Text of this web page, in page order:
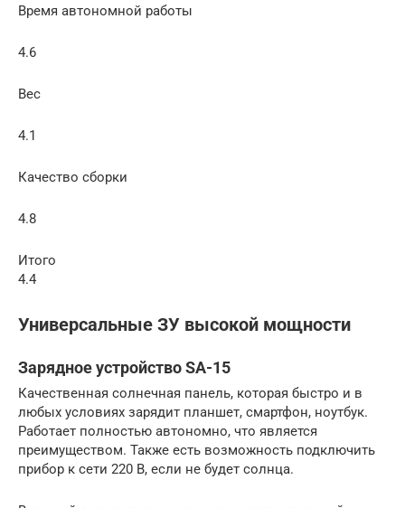
Время автономной работы
4.6
Вес
4.1
Качество сборки
4.8
Итого
4.4
Универсальные ЗУ высокой мощности
Зарядное устройство SA-15
Качественная солнечная панель, которая быстро и в
любых условиях зарядит планшет, смартфон, ноутбук.
Работает полностью автономно, что является
преимуществом. Также есть возможность подключить
прибор к сети 220 В, если не будет солнца.